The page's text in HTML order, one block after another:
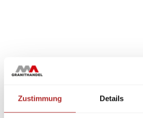
Zustimmung Details